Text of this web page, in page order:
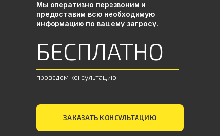
ЗАКАЗАТЬ КОНСУЛЬТАЦИЮ
Мы оперативно перезвоним и
предоставим всю необходимую
информацию по вашему запросу.
проведем консультацию
БЕСПЛАТНО
безопасным для вашего
бизнеса